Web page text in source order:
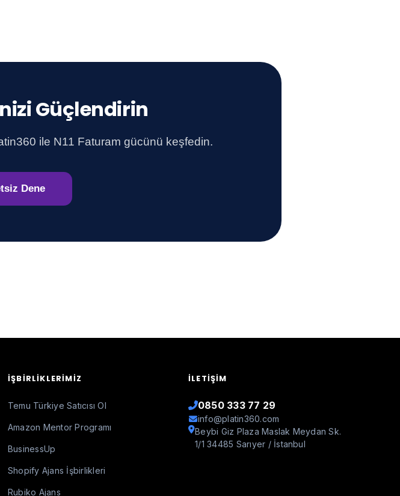
Güçlendirin
ile N11 Faturam gücünü keşfedin.
Dene
İŞBIRLIKLERIMIZ
Temu Türkiye Satıcısı Ol
Amazon Mentor Programı
BusinessUp
Shopify Ajans İşbirlikleri
Rubiko Ajans
İLETIŞIM
0850 333 77 29
info@platin360.com
Beybi Giz Plaza Maslak Meydan Sk.
1/1 34485 Sarıyer / İstanbul